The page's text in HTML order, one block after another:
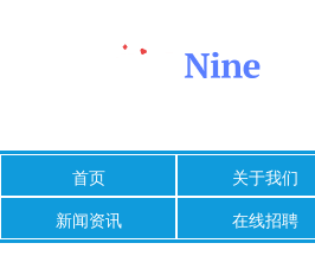
首页 关于我们
新闻资讯
在线招聘